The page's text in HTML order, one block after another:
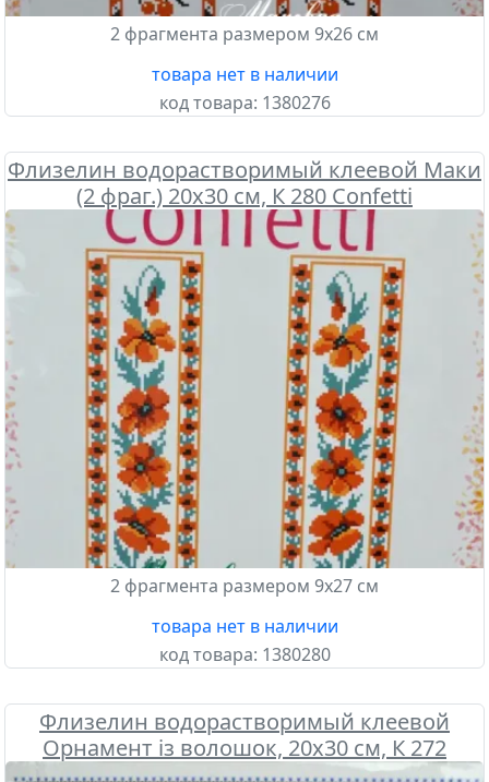
2 фрагмента размером 9х26 см
товара нет в наличии
код товара: 1380276
Флизелин водорастворимый клеевой Маки
(2 фраг.) 20х30 см, К 280 Confetti
2 фрагмента размером 9х27 см
товара нет в наличии
код товара: 1380280
Флизелин водорастворимый клеевой
Орнамент із волошок, 20х30 см, К 272
Confetti